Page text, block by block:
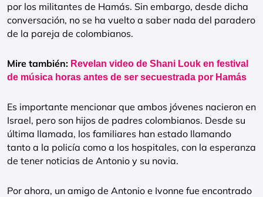
por los militantes de Hamás. Sin embargo, desde dicha
conversación, no se ha vuelto a saber nada del paradero
de la pareja de colombianos.
Mire también: Revelan video de Shani Louk en festival
de música horas antes de ser secuestrada por Hamás
Es importante mencionar que ambos jóvenes nacieron en
Israel, pero son hijos de padres colombianos. Desde su
última llamada, los familiares han estado llamando
tanto a la policía como a los hospitales, con la esperanza
de tener noticias de Antonio y su novia.
Por ahora, un amigo de Antonio e Ivonne fue encontrado